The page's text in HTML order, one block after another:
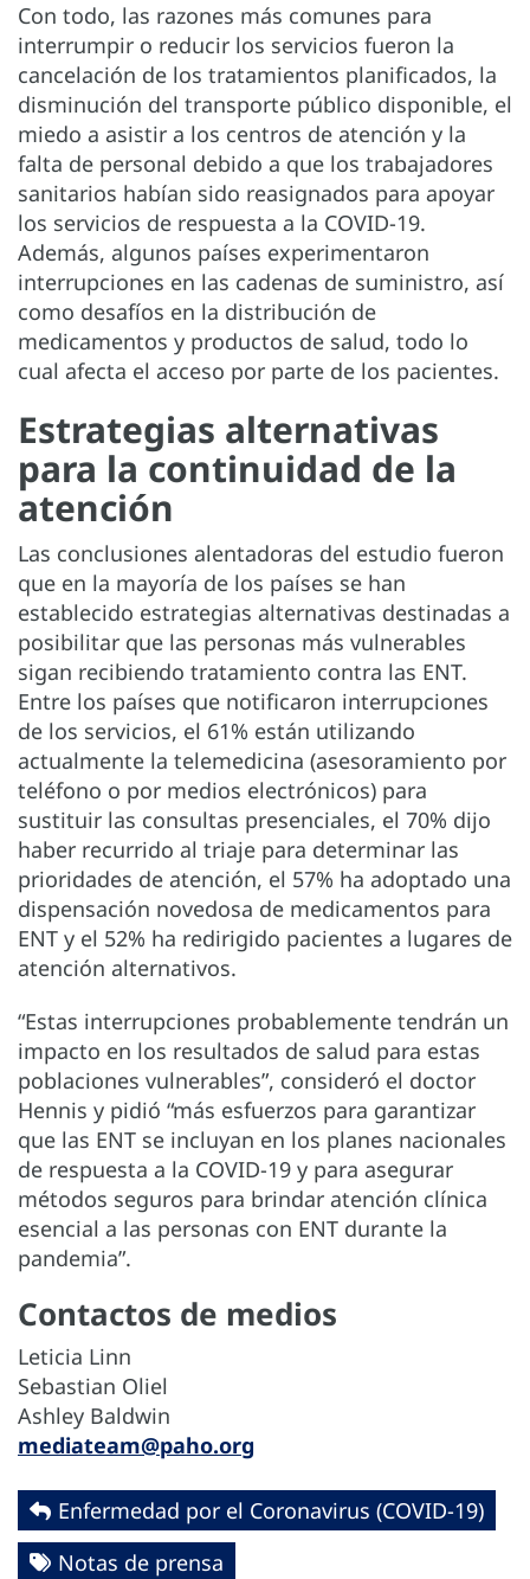
Con todo, las razones más comunes para
interrumpir o reducir los servicios fueron la
cancelación de los tratamientos planificados, la
disminución del transporte público disponible, el
miedo a asistir a los centros de atención y la
falta de personal debido a que los trabajadores
sanitarios habían sido reasignados para apoyar
los servicios de respuesta a la COVID-19.
Además, algunos países experimentaron
interrupciones en las cadenas de suministro, así
como desafíos en la distribución de
medicamentos y productos de salud, todo lo
cual afecta el acceso por parte de los pacientes.
Estrategias alternativas
para la continuidad de la
atención
Las conclusiones alentadoras del estudio fueron
que en la mayoría de los países se han
establecido estrategias alternativas destinadas a
posibilitar que las personas más vulnerables
sigan recibiendo tratamiento contra las ENT.
Entre los países que notificaron interrupciones
de los servicios, el 61% están utilizando
actualmente la telemedicina (asesoramiento por
teléfono o por medios electrónicos) para
sustituir las consultas presenciales, el 70% dijo
haber recurrido al triaje para determinar las
prioridades de atención, el 57% ha adoptado una
dispensación novedosa de medicamentos para
ENT y el 52% ha redirigido pacientes a lugares de
atención alternativos.
“Estas interrupciones probablemente tendrán un
impacto en los resultados de salud para estas
poblaciones vulnerables”, consideró el doctor
Hennis y pidió “más esfuerzos para garantizar
que las ENT se incluyan en los planes nacionales
de respuesta a la COVID-19 y para asegurar
métodos seguros para brindar atención clínica
esencial a las personas con ENT durante la
pandemia”.
Contactos de medios
Leticia Linn
Sebastian Oliel
Ashley Baldwin
mediateam@paho.org
Enfermedad por el Coronavirus ‎‎(COVID-19)‎
Notas de prensa